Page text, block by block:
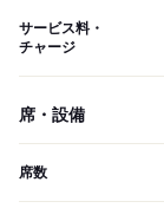
サービス料・
チャージ
席・設備
席数